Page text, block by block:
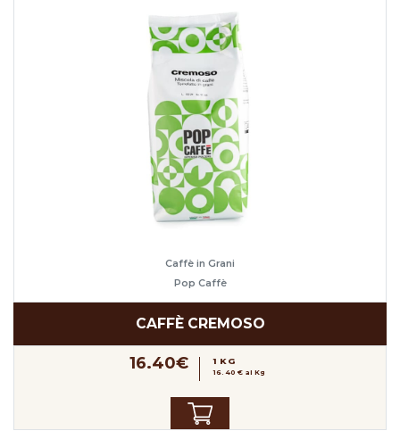
Caffè in Grani
Pop Caffè
CAFFÈ CREMOSO
16.40€ 1 KG
16.40 € al Kg